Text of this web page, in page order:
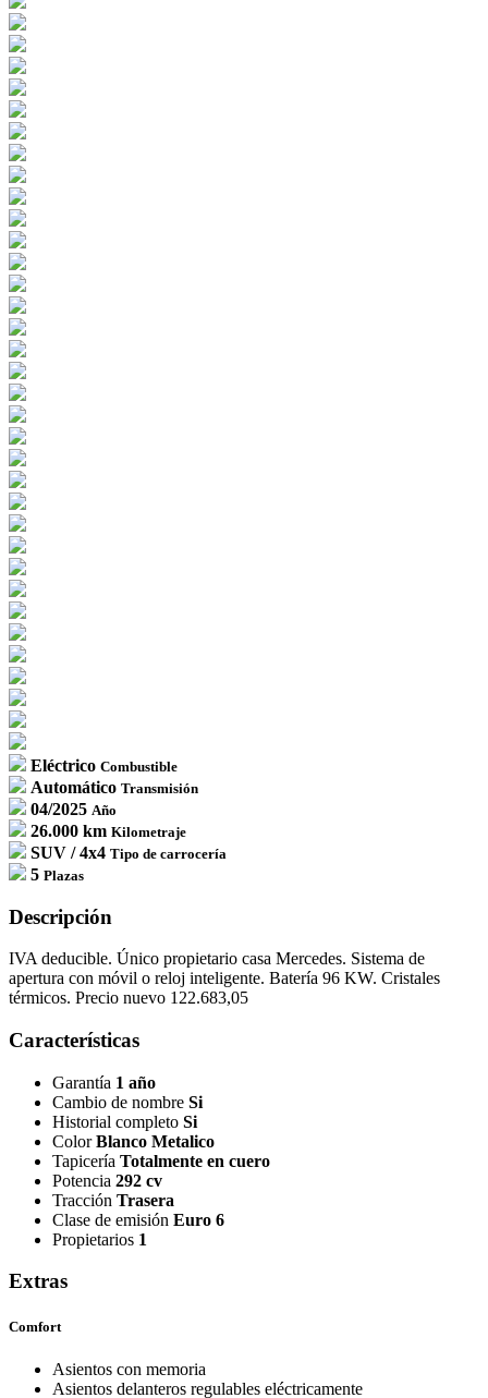
Eléctrico Combustible
Automático Transmisión
04/2025 Año
26.000 km Kilometraje
SUV / 4x4 Tipo de carrocería
5 Plazas
Descripción
IVA deducible. Único propietario casa Mercedes. Sistema de
apertura con móvil o reloj inteligente. Batería 96 KW. Cristales
térmicos. Precio nuevo 122.683,05
Características
Garantía 1 año
Cambio de nombre Si
Historial completo Si
ColorBlanco Metalico
Tapicería Totalmente en cuero
Potencia 292 cv
Tracción Trasera
Clase de emisión Euro 6
Propietarios 1
Extras
Comfort
Asientos con memoria
Asientos delanteros regulables eléctricamente